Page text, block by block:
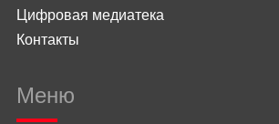
Цифровая медиатека
Контакты
Меню